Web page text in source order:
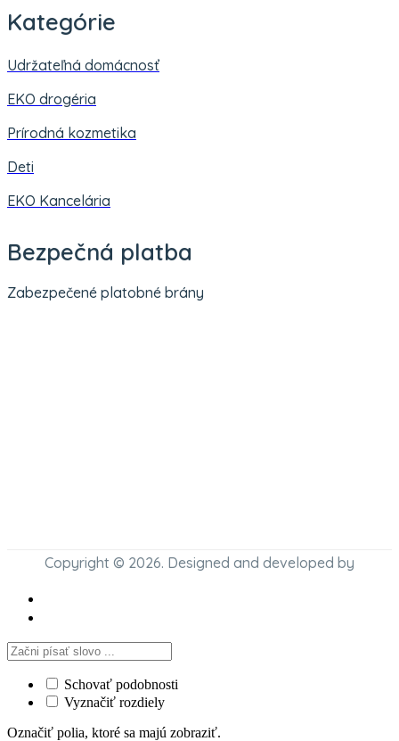
Kategórie
Udržateľná domácnosť
EKO drogéria
Prírodná kozmetika
Deti
EKO Kancelária
Bezpečná platba
Zabezpečené platobné brány
Copyright © 2026. Designed and developed by
Schovať podobnosti
Vyznačiť rozdiely
Označiť polia, ktoré sa majú zobraziť.